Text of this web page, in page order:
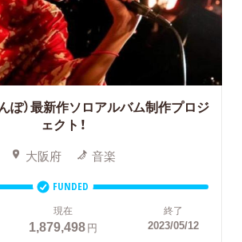
ぽ）最新作ソロアルバム制作プロジ
ェクト！
大阪府 音楽
FUNDED
現在
1,879,498円
終了
2023/05/12